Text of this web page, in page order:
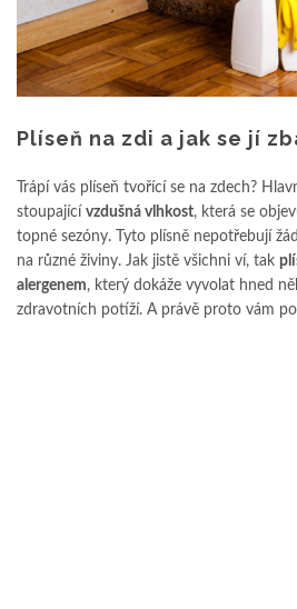
Plíseň na zdi a jak se jí
Trápí vás plíseň tvořící se na zdech?
stoupající vzdušná vlhkost, která se
topné sezóny. Tyto plísně nepotřebují
na různé živiny. Jak jistě všichni ví, tak
alergenem, který dokáže vyvolat hned
zdravotních potíží. A právě proto vám